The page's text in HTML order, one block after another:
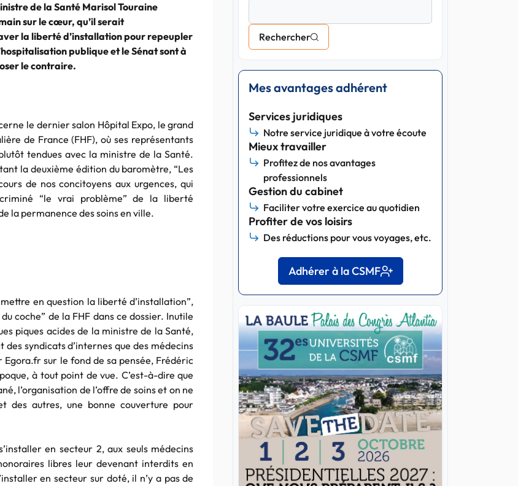
de la Santé MarisolTouraine
sur lecœur, qu’il serait
la liberté d’installation pour repeupler
publique et le Sénat sont à
le contraire.
le dernier salon Hôpital Expo, le grand
de France (FHF), où ses représentants
tendues avec la ministre de la Santé.
la deuxième édition du baromètre, “Les
de nos concitoyens aux urgences, qui
“le vrai problème” de la liberté
la permanence des soins en ville.
en question la liberté d’installation”,
coche” de la FHF dans ce dossier. Inutile
piques acides de la ministre de la Santé,
syndicats d’internes que des médecins
Egora.fr sur le fond de sa pensée, Frédéric
à tout point de vue. C’est-à-dire que
l’organisation de l’offre de soins et on ne
des autres, une bonne couverture pour
en secteur 2, aux seuls médecins
libres leur devenant interdits en
en secteur sur doté, il n’y a pas de
Rechercher
Mes avantages adhérent
Services juridiques
Notre service juridique à votre écoute
Mieux travailler
Profitez de nos avantages
professionnels
Gestion du cabinet
Faciliter votre exercice au quotidien
Profiter de vos loisirs
Des réductions pour vous voyages, etc.
Adhérer à la CSMF